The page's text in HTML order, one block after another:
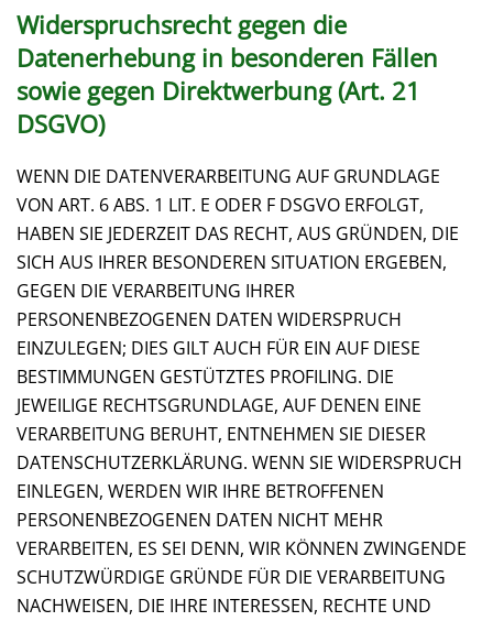
Widerspruchsrecht gegen die
Datenerhebung in besonderen Fällen
sowie gegen Direktwerbung (Art. 21
DSGVO)
WENN DIE DATENVERARBEITUNG AUF GRUNDLAGE
VON ART. 6 ABS. 1 LIT. E ODER F DSGVO ERFOLGT,
HABEN SIE JEDERZEIT DAS RECHT, AUS GRÜNDEN, DIE
SICH AUS IHRER BESONDEREN SITUATION ERGEBEN,
GEGEN DIE VERARBEITUNG IHRER
PERSONENBEZOGENEN DATEN WIDERSPRUCH
EINZULEGEN; DIES GILT AUCH FÜR EIN AUF DIESE
BESTIMMUNGEN GESTÜTZTES PROFILING. DIE
JEWEILIGE RECHTSGRUNDLAGE, AUF DENEN EINE
VERARBEITUNG BERUHT, ENTNEHMEN SIE DIESER
DATENSCHUTZERKLÄRUNG. WENN SIE WIDERSPRUCH
EINLEGEN, WERDEN WIR IHRE BETROFFENEN
PERSONENBEZOGENEN DATEN NICHT MEHR
VERARBEITEN, ES SEI DENN, WIR KÖNNEN ZWINGENDE
SCHUTZWÜRDIGE GRÜNDE FÜR DIE VERARBEITUNG
NACHWEISEN, DIE IHRE INTERESSEN, RECHTE UND